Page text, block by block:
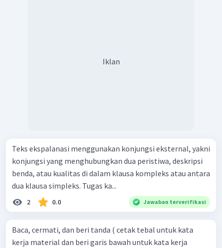
Iklan
Teks ekspalanasi menggunakan konjungsi eksternal, yakni
konjungsi yang menghubungkan dua peristiwa, deskripsi
benda, atau kualitas di dalam klausa kompleks atau antara
dua klausa simpleks. Tugas ka...
2 0.0 Jawaban terverifikasi
Baca, cermati, dan beri tanda ( cetak tebal untuk kata
kerja material dan beri garis bawah untuk kata kerja